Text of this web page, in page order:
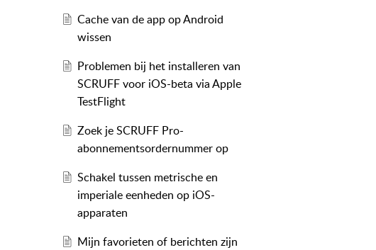
Cache van de app op Android
wissen
Problemen bij het installeren van
SCRUFF voor iOS-beta via Apple
TestFlight
Zoek je SCRUFF Pro-
abonnementsordernummer op
Schakel tussen metrische en
imperiale eenheden op iOS-
apparaten
Mijn favorieten of berichten zijn